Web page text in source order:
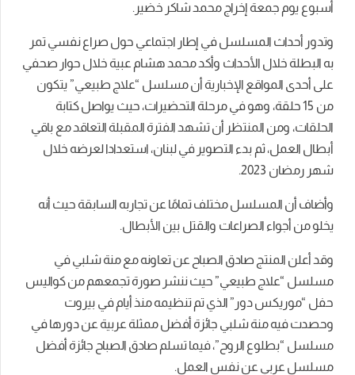
أسبوع يوم جمعة إخراج محمد شاكر خضير.
وتدور أحداث المسلسل في إطار اجتماعي حول صراع نفسي تمر
به البطلة خلال الأحداث وأكد محمد هشام عبية خلال حوار صحفي
على أحدى المواقع الإخبارية أن مسلسل “علاج طبيعي” يتكون
من 15 حلقة، وهو في مرحلة التحضيرات، حيث يواصل كتابة
الحلقات، ومن المنتظر أن تشهد الفترة المقبلة التعاقد مع باقي
أبطال العمل، ثم بدء التصوير في لبنان، استعدادا لعرضه خلال
شهر رمضان 2023.
وأضاف أن المسلسل مختلف تمامًا عن تجاربه السابقة حيث أنه
يخلو من أجواء الصراعات والقتل بين الأبطال.
وقد أعلن المنتج صادق الصباح عن تعاونه مع منة شلبي في
مسلسل “علاج طبيعي” حيث ننشر صورة تجمعهم من كواليس
حفل “موريكس دور” الذي تم تنظيمه منذ أيام في بيروت
وحصدت فيه منة شلبي جائزة أفضل ممثلة عربية عن دورها في
مسلسل “بطلوع الروح”، فيما تسلم صادق الصباح جائزة أفضل
مسلسل عربي عن نفس العمل.